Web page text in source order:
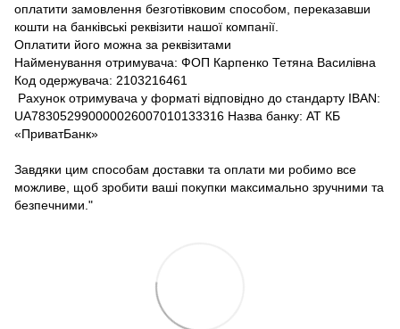
оплатити замовлення безготівковим способом, переказавши
кошти на банківські реквізити нашої компанії.
Оплатити його можна за реквізитами
Найменування отримувача: ФОП Карпенко Тетяна Василівна
Код одержувача: 2103216461
Рахунок отримувача у форматі відповідно до стандарту IBAN:
UA783052990000026007010133316 Назва банку: АТ КБ
«ПриватБанк»
Завдяки цим способам доставки та оплати ми робимо все
можливе, щоб зробити ваші покупки максимально зручними та
безпечними."